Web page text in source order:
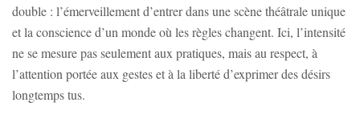
double : l’émerveillement d’entrer dans une scène théâtrale unique
et la conscience d’un monde où les règles changent. Ici, l’intensité
ne se mesure pas seulement aux pratiques, mais au respect, à
l’attention portée aux gestes et à la liberté d’exprimer des désirs
longtemps tus.